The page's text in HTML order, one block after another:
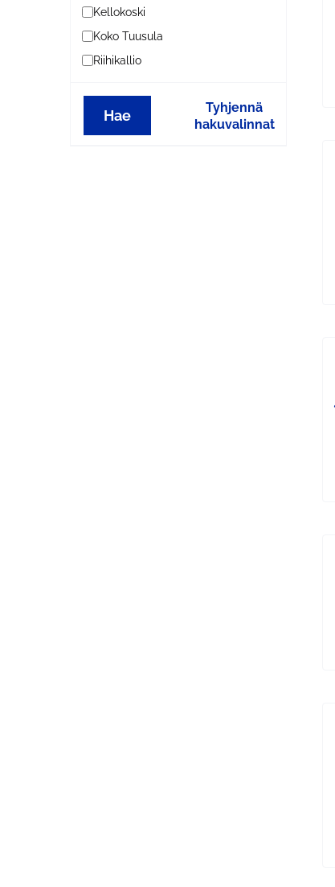
Kellokoski
Koko Tuusula
Riihikallio
Hae
Tyhjennä
hakuvalinnat